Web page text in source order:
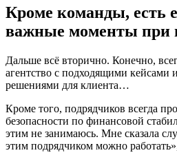
Кроме команды, есть
важные моменты при
Дальше всё вторично. Конечно,
агентство с подходящими кейсами
решениями для клиента…
Кроме того, подрядчиков всегда
безопасности по финансовой
этим не занимаюсь. Мне сказала
этим подрядчиком можно